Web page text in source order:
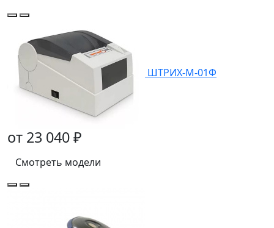
ШТРИХ-М-01Ф
от 23 040 ₽
Смотреть модели